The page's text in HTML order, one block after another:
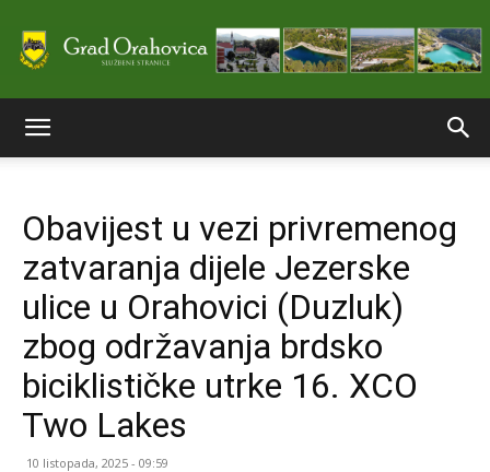
stranice
Grada
Obavijest u vezi privremenog
zatvaranja dijele Jezerske
ulice u Orahovici (Duzluk)
zbog održavanja brdsko
biciklističke utrke 16. XCO
Two Lakes
10 listopada, 2025 - 09:59